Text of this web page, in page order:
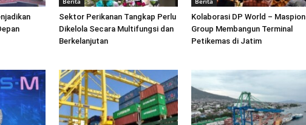
Sektor Perikanan Tangkap Perlu
Dikelola Secara Multifungsi dan
Berkelanjutan
Kolaborasi DP World – Maspion
Group Membangun Terminal
Petikemas di Jatim